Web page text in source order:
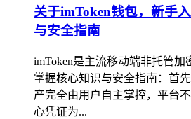
关于imToken钱包，新手
与安全指南
imToken是主流移动端非托管
掌握核心知识与安全指南：首
产完全由用户自主掌控，平台
心凭证为...